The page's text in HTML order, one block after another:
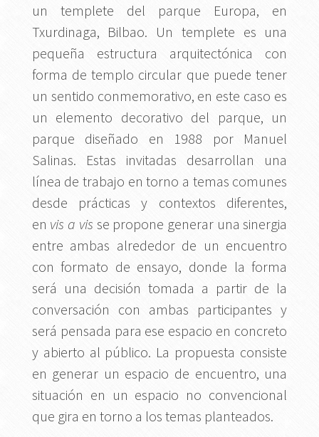
un templete del parque Europa, en
Txurdinaga, Bilbao. Un templete es una
pequeña estructura arquitectónica con
forma de templo circular que puede tener
un sentido conmemorativo, en este caso es
un elemento decorativo del parque, un
parque diseñado en 1988 por Manuel
Salinas. Estas invitadas desarrollan una
línea de trabajo en torno a temas comunes
desde prácticas y contextos diferentes,
en vis a vis se propone generar una sinergia
entre ambas alrededor de un encuentro
con formato de ensayo, donde la forma
será una decisión tomada a partir de la
conversación con ambas participantes y
será pensada para ese espacio en concreto
y abierto al público. La propuesta consiste
en generar un espacio de encuentro, una
situación en un espacio no convencional
que gira en torno a los temas planteados.